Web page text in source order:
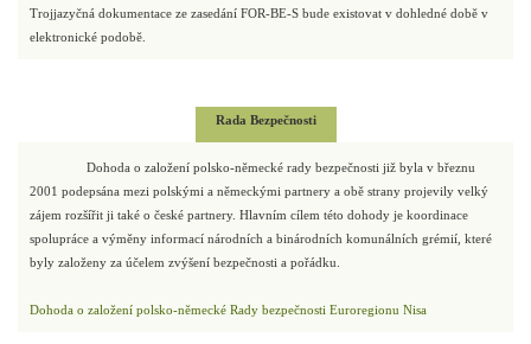
Trojjazyčná dokumentace ze zasedání FOR-BE-S bude existovat v dohledné době v
elektronické podobě.
Rada Bezpečnosti
Dohoda o založení polsko-německé rady bezpečnosti již byla v březnu
2001 podepsána mezi polskými a německými partnery a obě strany projevily velký
zájem rozšířit ji také o české partnery. Hlavním cílem této dohody je koordinace
spolupráce a výměny informací národních a binárodních komunálních grémií, které
byly založeny za účelem zvýšení bezpečnosti a pořádku.
Dohoda o založení polsko-německé Rady bezpečnosti Euroregionu Nisa